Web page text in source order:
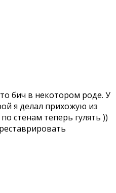
бич в некотором роде. У
я делал прихожую из
стенам теперь гулять ))